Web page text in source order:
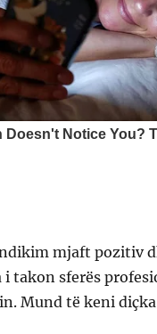
mjaft pozitiv
takon sferës
Mund të keni